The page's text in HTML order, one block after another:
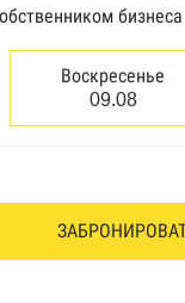
физических
Роспатента
службы
бумаг
Воскресенье
09.08